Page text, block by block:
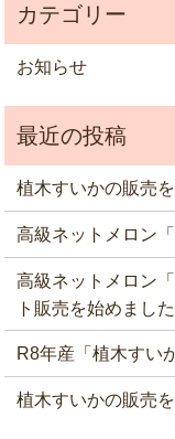
お知らせ
植木すいかの販売
高級ネットメロン
高級ネットメロン
ト販売を始めました
R8年産「植木すい
植木すいかの販売